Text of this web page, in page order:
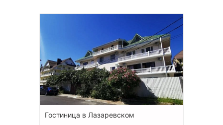
Гостиница в Лазаревском